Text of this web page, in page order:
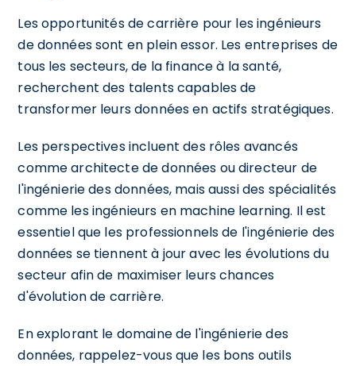
Les opportunités de carrière pour les ingénieurs
de données sont en plein essor. Les entreprises de
tous les secteurs, de la finance à la santé,
recherchent des talents capables de
transformer leurs données en actifs stratégiques.
Les perspectives incluent des rôles avancés
comme architecte de données ou directeur de
l'ingénierie des données, mais aussi des spécialités
comme les ingénieurs en machine learning. Il est
essentiel que les professionnels de l'ingénierie des
données se tiennent à jour avec les évolutions du
secteur afin de maximiser leurs chances
d'évolution de carrière.
En explorant le domaine de l'ingénierie des
données, rappelez-vous que les bons outils